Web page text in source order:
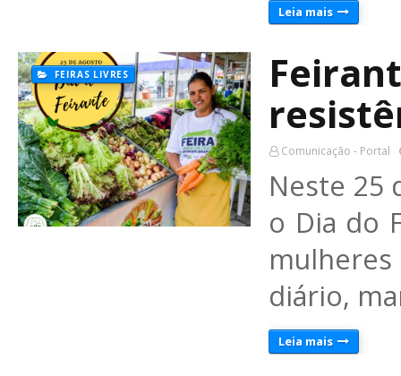
Leia mais
FEIRAS LIVRES
Comunicação - Portal
Neste 25
o Dia do
diário,
Leia mais